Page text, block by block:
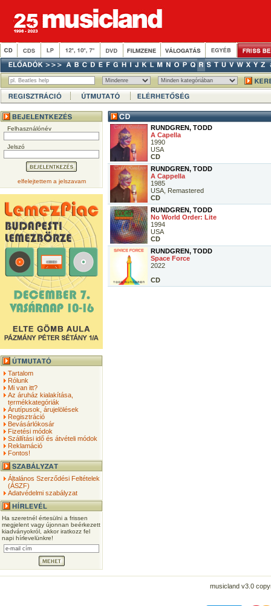
Felhasználónév
Jelszó
elfelejtettem a jelszavam
Tartalom
Rólunk
Mi van itt?
Az áruház kialakítása,
termékkategóriák
Árutípusok, árujelölések
Regisztráció
Bevásárlókosár
Fizetési módok
Szállítási idő és átvételi módok
Reklamáció
Fontos!
Általános Szerződési Feltételek
(ÁSZF)
Adatvédelmi szabályzat
Ha szeretnél értesülni a frissen
megjelent vagy újonnan beérkezett
kiadványokról, akkor iratkozz fel
napi hírlevelünkre!
RUNDGREN, TODD
A Capella
1990
USA
CD
RUNDGREN, TODD
A Cappella
1985
USA, Remastered
CD
RUNDGREN, TODD
No World Order: Lite
1994
USA
CD
RUNDGREN, TODD
Space Force
2022
CD
musicland v3.0